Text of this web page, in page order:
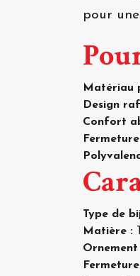
pour
Matériau
Design
Confort
Type de
Matière :
Ornement